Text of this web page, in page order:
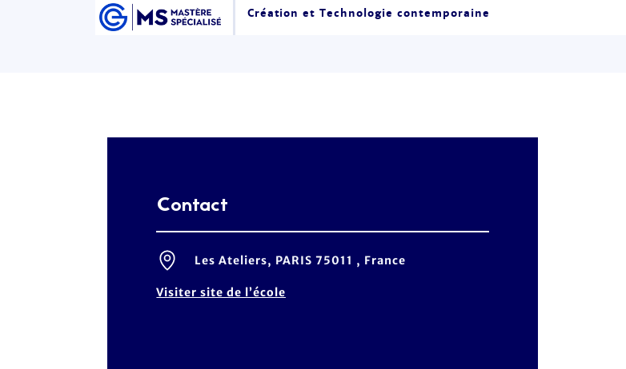
Création et Technologie contemporaine
Contact
Les Ateliers, PARIS 75011 , France
Visiter site de l’école